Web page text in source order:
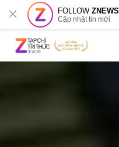
FOLLOWZNEWS
Cập nhật tin mới